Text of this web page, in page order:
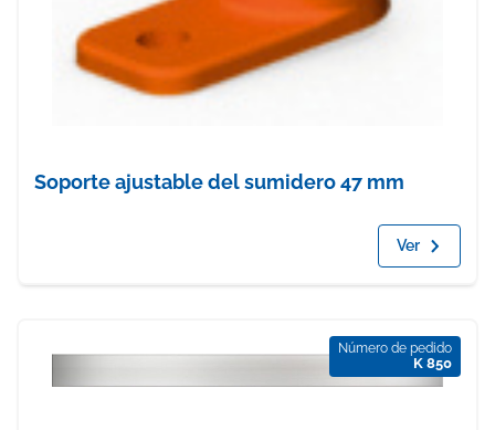
Soporte ajustable del sumidero 47 mm
Ver
Número de pedido
K 850